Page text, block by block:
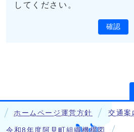
してください。
確認
ホームページ運営方針 交通案
令和8年度阿見町組織機構図